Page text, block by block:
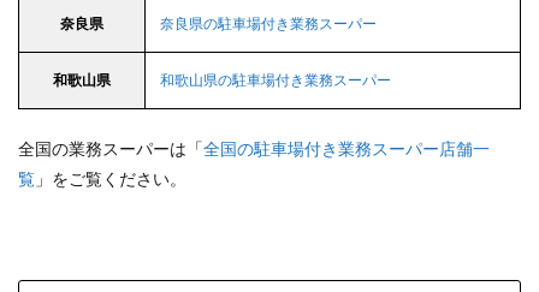
奈良県 奈良県の駐車場付き業務スーパー
和歌山県 和歌山県の駐車場付き業務スーパー
全国の業務スーパーは「全国の駐車場付き業務スーパー店舗一
覧 」をご覧ください。